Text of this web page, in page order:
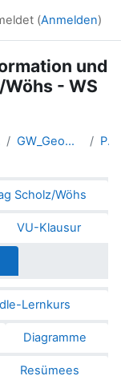
(Anmelden)
und
- WS
GW_Geomedien_KOGeoinformation_... Portfolio
Scholz/Wöhs
VU-Klausur
Lernkurs
Diagramme
Resümees